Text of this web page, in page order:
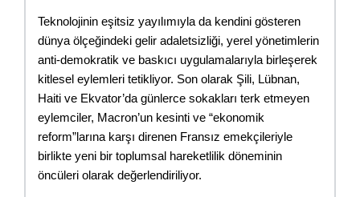
Teknolojinin eşitsiz yayılımıyla da kendini gösteren
dünya ölçeğindeki gelir adaletsizliği, yerel yönetimlerin
anti-demokratik ve baskıcı uygulamalarıyla birleşerek
kitlesel eylemleri tetikliyor. Son olarak Şili, Lübnan,
Haiti ve Ekvator’da günlerce sokakları terk etmeyen
eylemciler, Macron’un kesinti ve “ekonomik
reform”larına karşı direnen Fransız emekçileriyle
birlikte yeni bir toplumsal hareketlilik döneminin
öncüleri olarak değerlendiriliyor.